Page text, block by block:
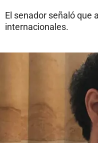
El senador señaló que
internacionales.